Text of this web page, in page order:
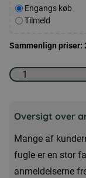
Velg
kjøpstype
Engangs køb
Tilmeld
Sammenlign priser:
Afskallede
fugle
10
kg
antal
Oversigt over
Mange af
fugle er en stor
anmeldelserne